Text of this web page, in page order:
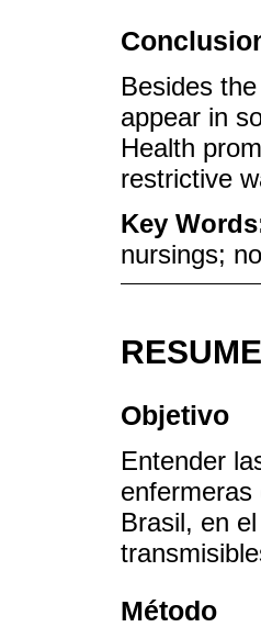
Besides
appear in
Health
restrictive
Key
nursings;
Objetivo
Entender
Brasil, en
Método